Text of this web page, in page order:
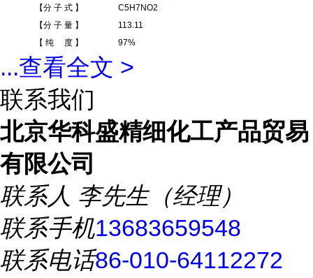
【分 子 式 】
C5H7NO2
【分 子 量 】
113.11
【 纯 度 】
97%
...查看全文 >
联系我们
北京华科盛精细化工产品贸易
有限公司
联系人 李先生（经理）
联系手机13683659548
联系电话86-010-64112272